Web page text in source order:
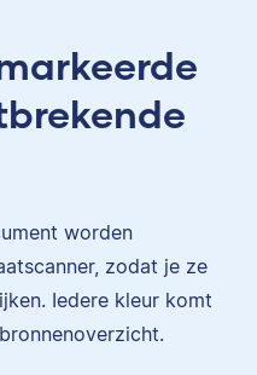
worden
zodat je ze
Iedere kleur komt